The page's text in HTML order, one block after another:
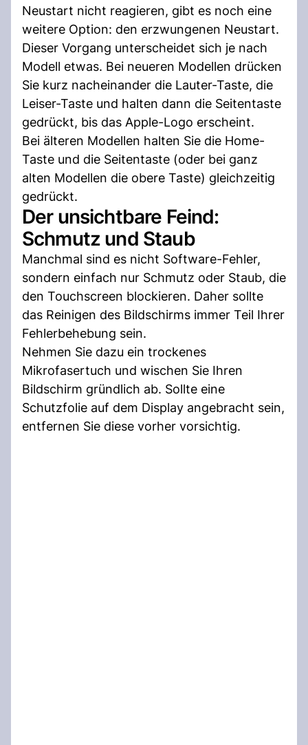
Neustart nicht reagieren, gibt es noch eine
weitere Option: den erzwungenen Neustart.
Dieser Vorgang unterscheidet sich je nach
Modell etwas. Bei neueren Modellen drücken
Sie kurz nacheinander die Lauter-Taste, die
Leiser-Taste und halten dann die Seitentaste
gedrückt, bis das Apple-Logo erscheint.
Bei älteren Modellen halten Sie die Home-
Taste und die Seitentaste (oder bei ganz
alten Modellen die obere Taste) gleichzeitig
gedrückt.
Der unsichtbare Feind:
Schmutz und Staub
Manchmal sind es nicht Software-Fehler,
sondern einfach nur Schmutz oder Staub, die
den Touchscreen blockieren. Daher sollte
das Reinigen des Bildschirms immer Teil Ihrer
Fehlerbehebung sein.
Nehmen Sie dazu ein trockenes
Mikrofasertuch und wischen Sie Ihren
Bildschirm gründlich ab. Sollte eine
Schutzfolie auf dem Display angebracht sein,
entfernen Sie diese vorher vorsichtig.